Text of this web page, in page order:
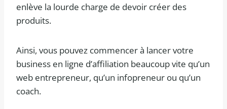
enlève la lourde charge de devoir créer des
produits.
Ainsi, vous pouvez commencer à lancer votre
business en ligne d’affiliation beaucoup vite qu’un
web entrepreneur, qu’un infopreneur ou qu’un
coach.